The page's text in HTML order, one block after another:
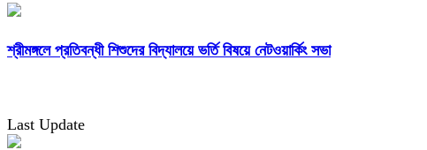
শ্রীমঙ্গলে প্রতিবন্ধী শিশুদের বিদ্যালয়ে ভর্তি বিষয়ে নেটওয়ার্কিং সভা
Last Update